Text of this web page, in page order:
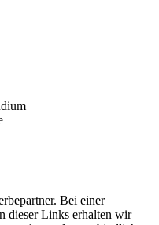
Bei einer
dieser Links erhalten wir